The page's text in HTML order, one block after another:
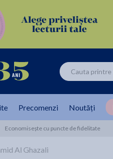
Precomenzi Noutăți
Economisește cu puncte de fidelitate
Al Ghazali